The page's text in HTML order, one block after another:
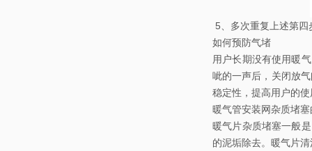
5、多次重复上述第
如何预防气堵
用户长期没有使用暖气
呲的一声后，关闭放
稳定性，提高用户的使
暖气管安装网杂质堵
暖气片杂质堵塞一般是
的泥垢除去。暖气片